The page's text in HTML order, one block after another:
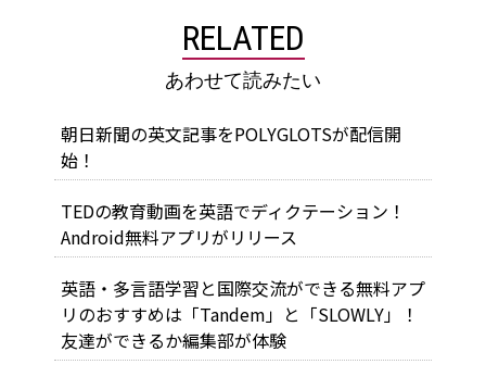
RELATED
あわせて読みたい
朝日新聞の英文記事をPOLYGLOTSが配信開
始！
TEDの教育動画を英語でディクテーション！
Android無料アプリがリリース
英語・多言語学習と国際交流ができる無料アプ
リのおすすめは「Tandem」と「SLOWLY」！
友達ができるか編集部が体験